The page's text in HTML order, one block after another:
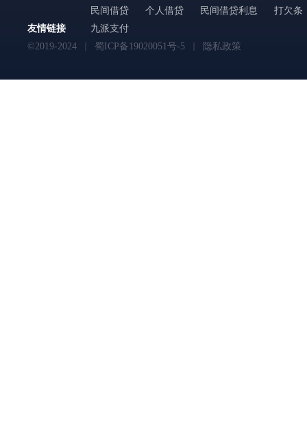
民间借贷
个人借贷 民间借贷利息
打欠条
友情链接
九派支付
©2019-2024
蜀ICP备19020051号-5 隐私政策